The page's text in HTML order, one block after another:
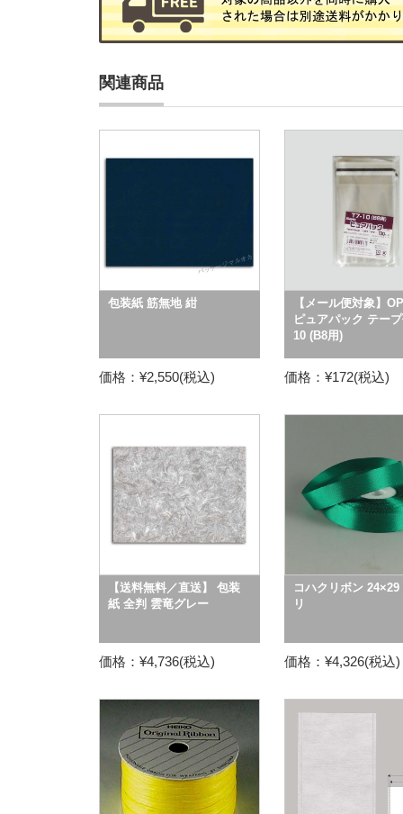
関連商品
包装紙 筋無地 紺
価格：¥2,550(税込)
【メール便対象】
ピュアパック テー
10 (B8用)
価格：¥172(税込)
【送料無料／直送】 包装
紙 全判 雲竜グレー
価格：¥4,736(税込)
コハクリボン 24×29
リ
価格：¥4,326(税込)